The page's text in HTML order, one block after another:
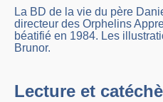
La BD de la vie du père
directeur des Orphelins
béatifié en 1984. Les
Brunor.
Lecture et